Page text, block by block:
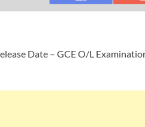
Date – GCE O/L